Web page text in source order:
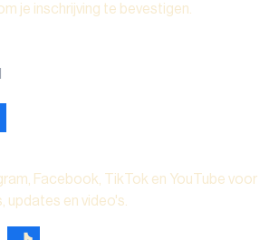
je inschrijving te bevestigen.
Facebook, TikTok en YouTube voor
updates en video's.